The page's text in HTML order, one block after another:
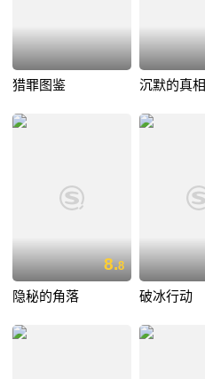
猎罪图鉴 沉默的真相
8.8
隐秘的角落 破冰行动